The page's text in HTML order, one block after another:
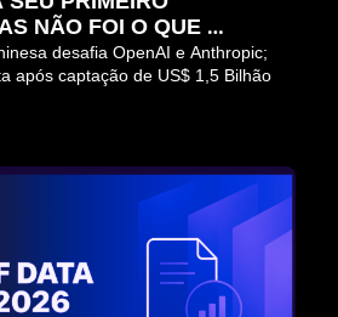
NÃO FOI O QUE
desafia OpenAI e Anthropic;
após captação de US$ 1,5 Bilhão